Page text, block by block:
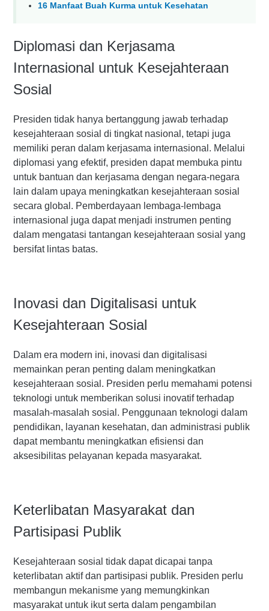
16 Manfaat Buah Kurma untuk Kesehatan
Diplomasi dan Kerjasama
Internasional untuk Kesejahteraan
Sosial
Presiden tidak hanya bertanggung jawab terhadap
kesejahteraan sosial di tingkat nasional, tetapi juga
memiliki peran dalam kerjasama internasional. Melalui
diplomasi yang efektif, presiden dapat membuka pintu
untuk bantuan dan kerjasama dengan negara-negara
lain dalam upaya meningkatkan kesejahteraan sosial
secara global. Pemberdayaan lembaga-lembaga
internasional juga dapat menjadi instrumen penting
dalam mengatasi tantangan kesejahteraan sosial yang
bersifat lintas batas.
Inovasi dan Digitalisasi untuk
Kesejahteraan Sosial
Dalam era modern ini, inovasi dan digitalisasi
memainkan peran penting dalam meningkatkan
kesejahteraan sosial. Presiden perlu memahami potensi
teknologi untuk memberikan solusi inovatif terhadap
masalah-masalah sosial. Penggunaan teknologi dalam
pendidikan, layanan kesehatan, dan administrasi publik
dapat membantu meningkatkan efisiensi dan
aksesibilitas pelayanan kepada masyarakat.
Keterlibatan Masyarakat dan
Partisipasi Publik
Kesejahteraan sosial tidak dapat dicapai tanpa
keterlibatan aktif dan partisipasi publik. Presiden perlu
membangun mekanisme yang memungkinkan
masyarakat untuk ikut serta dalam pengambilan